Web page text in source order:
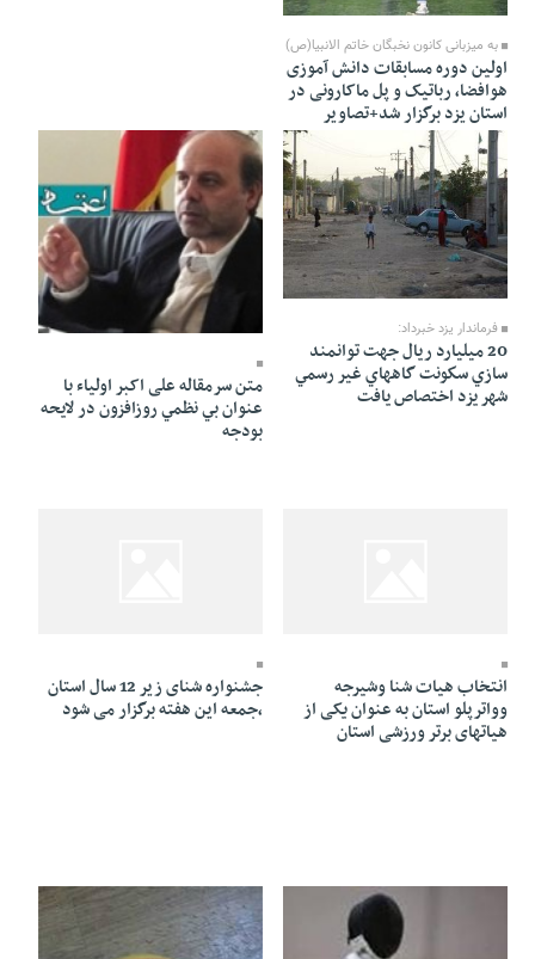
به میزبانی کانون نخبگان خاتم الانبیا(ص)
اولین دوره مسابقات دانش آموزی
هوافضا، رباتیک و پل ماکارونی در
استان یزد برگزار شد+تصاویر
25 Ordibehesht 1391 - 17:00
فرماندار يزد خبرداد:
20 ميليارد ريال جهت توانمند
سازي سكونت گاههاي غير رسمي
شهر يزد اختصاص يافت متن سرمقاله علی اکبر اولیاء با
عنوان بي نظمي روزافزون در لايحه
بودجه
انتخاب هیات شنا وشیرجه
وواترپلو استان به عنوان یکی از
هیاتهای برتر ورزشی استان
جشنواره شنای زیر 12 سال استان
،جمعه این هفته برگزار می شود